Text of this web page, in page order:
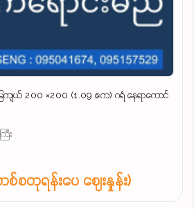
ကျယ် 200 ×200 (1.09 ဧက) ဂရံ နေရာကောင်
း
စ်စတုရန်းပေ ဈေးနှုန်း)